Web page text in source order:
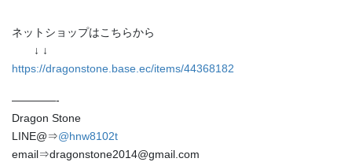
ネットショップはこちらから
↓ ↓
https://dragonstone.base.ec/items/44368182
————-
Dragon Stone
LINE@⇒@hnw8102t
email⇒dragonstone2014@gmail.com
恋愛運
未分類